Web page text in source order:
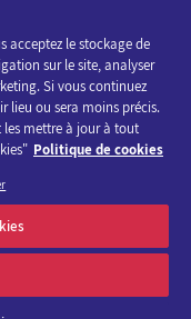
and events
OK
acceptez le stockage de
sur le site, analyser
Si vous continuez
lieu ou sera moins précis.
mettre à jour à tout
Politique de cookies